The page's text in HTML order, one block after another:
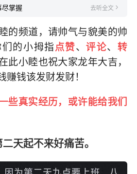
掌握 去听全文
的频道，请帅气与貌美的帅
的小拇指点赞、评论、转
此小睦也祝大家龙年大吉，
赚钱该发财发财！
些真实经历，或许能给我们
天起不来好痛苦。